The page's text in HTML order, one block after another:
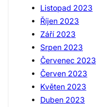
Listopad 2023
Říjen 2023
Září 2023
Srpen 2023
Červenec 2023
Červen 2023
Květen 2023
Duben 2023